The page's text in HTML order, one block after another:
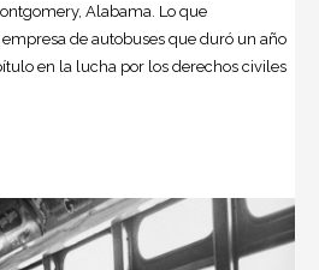
Alabama. Lo que
de autobuses que duró un año
en la lucha por los derechos civiles